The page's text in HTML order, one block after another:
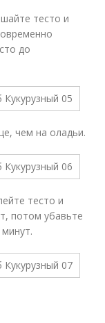
тесто и
до
чем на оладьи.
тесто и
потом убавьте